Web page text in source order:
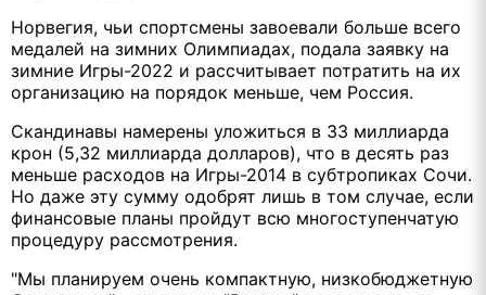
Норвегия, чьи спортсмены завоевали больше всего
медалей на зимних Олимпиадах, подала заявку на
зимние Игры-2022 и рассчитывает потратить на их
организацию на порядок меньше, чем Россия.
Скандинавы намерены уложиться в 33 миллиарда
крон (5,32 миллиарда долларов), что в десять раз
меньше расходов на Игры-2014 в субтропиках Сочи.
Но даже эту сумму одобрят лишь в том случае, если
финансовые планы пройдут всю многоступенчатую
процедуру рассмотрения.
"Мы планируем очень компактную, низкобюджетную